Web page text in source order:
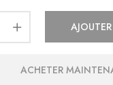
ACHETER